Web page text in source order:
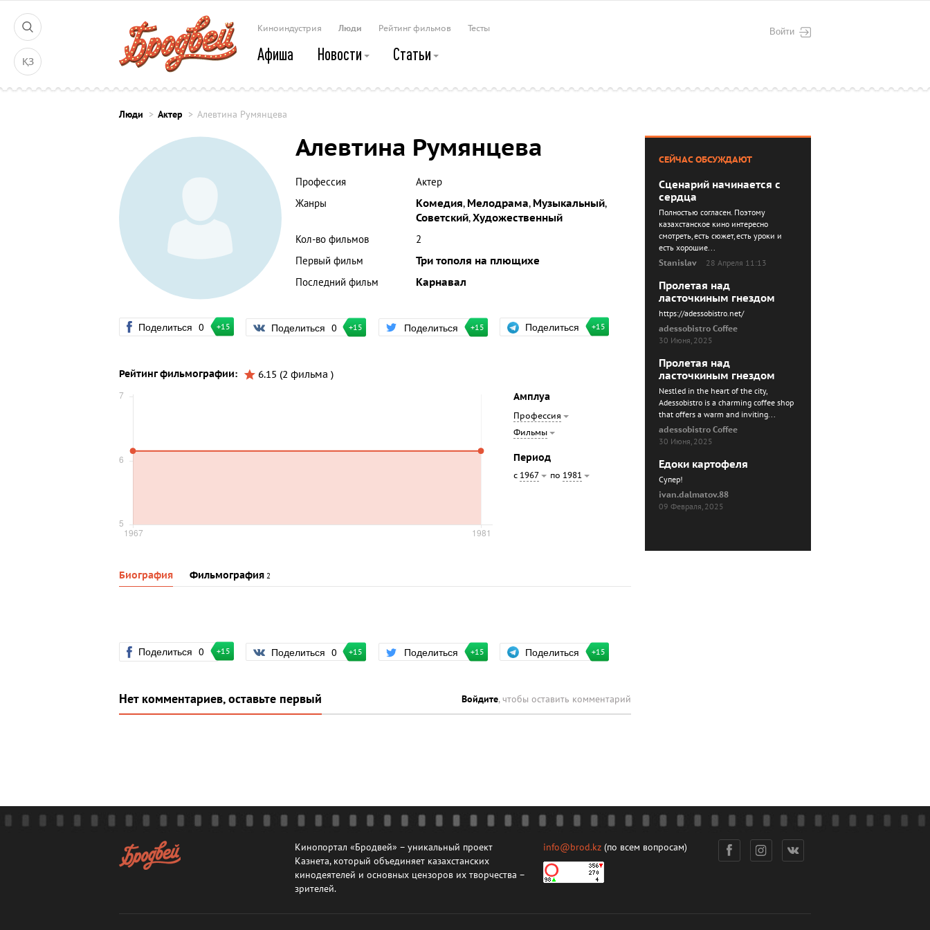
ҚЗ
Войти
Киноиндустрия Люди Рейтинг фильмов Тесты
Афиша Новости Статьи
Люди Актер Алевтина Румянцева
Алевтина Румянцева
Профессия
Актер
Жанры
Комедия, Мелодрама, Музыкальный,
Советский,Художественный
Кол-во фильмов
2
Первый фильм
Три тополя на плющихе
Последний фильм
Карнавал
Поделиться 0 +15 Поделиться 0 +15 Поделиться +15 Поделиться +15
Рейтинг фильмографии:
6.15 (2 фильма )
Амплуа
Профессия
Фильмы
Период
с 1967 по 1981
Биография Фильмография 2
Поделиться 0 +15 Поделиться 0 +15 Поделиться +15 Поделиться +15
Нет комментариев, оставьте первый Войдите, чтобы оставить комментарий
СЕЙЧАС ОБСУЖДАЮТ
Сценарий начинается с
сердца
Полностью согласен. Поэтому
казахстанское кино интересно
смотреть, есть сюжет, есть уроки и
есть хорошие...
Stanislav
28 Апреля 11:13
Пролетая над
ласточкиным гнездом
https://adessobistro.net/
adessobistro Coffee
30 Июня, 2025
Пролетая над
ласточкиным гнездом
Nestled in the heart of the city,
Adessobistro is a charming coffee shop
that offers a warm and inviting...
adessobistro Coffee
30 Июня, 2025
Едоки картофеля
Cупер!
ivan.dalmatov.88
09 Февраля, 2025
Кинопортал «Бродвей» – уникальный проект
Казнета, который объединяет казахстанских
кинодеятелей и основных цензоров их творчества –
зрителей.
info@brod.kz (по всем вопросам)